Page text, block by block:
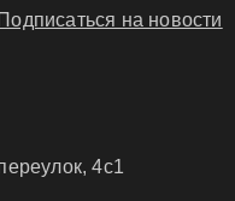
4c1
Подписаться на новости